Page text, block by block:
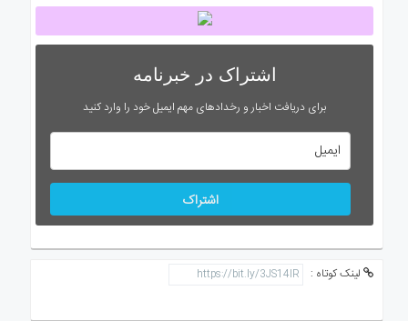
اشتراک در خبرنامه
برای دریافت اخبار و رخدادهای مهم ایمیل خود را وارد کنید
اشتراک
لینک کوتاه :